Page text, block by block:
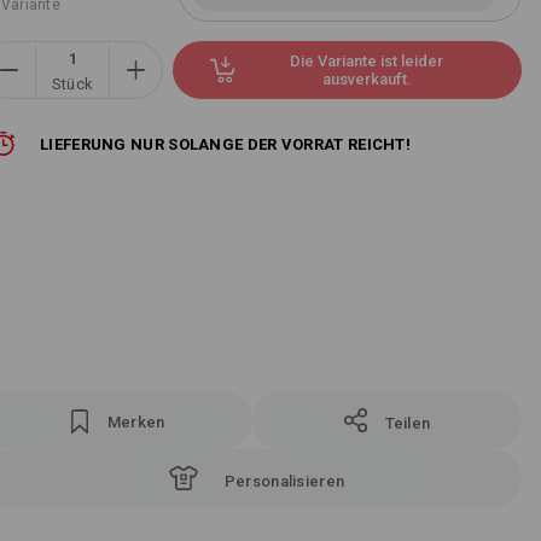
Stück
Die Variante ist leider
ausverkauft.
LIEFERUNG NUR SOLANGE DER VORRAT REICHT!
Merken Teilen
Personalisieren